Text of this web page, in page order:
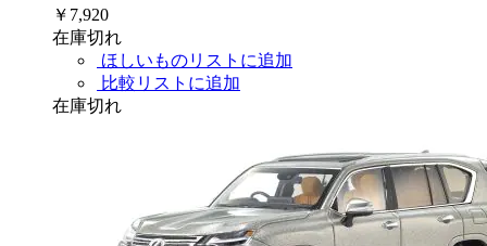
￥7,920
在庫切れ
ほしいものリストに追加
比較リストに追加
在庫切れ